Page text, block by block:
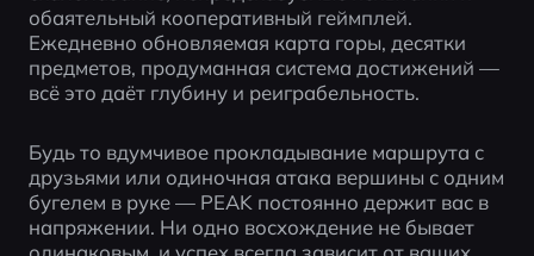
обаятельный кооперативный геймплей.
Ежедневно обновляемая карта горы, десятки
предметов, продуманная система достижений —
всё это даёт глубину и реиграбельность.
Будь то вдумчивое прокладывание маршрута с
друзьями или одиночная атака вершины с одним
бугелем в руке — PEAK постоянно держит вас в
напряжении. Ни одно восхождение не бывает